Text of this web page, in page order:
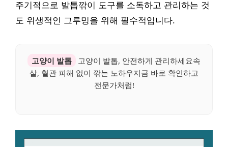
주기적으로 발톱깎이 도구를 소독하고 관리하는 것
도 위생적인 그루밍을 위해 필수적입니다.
고양이 발톱
고양이 발톱, 안전하게 관리하세요속
살, 혈관 피해 없이 깎는 노하우지금 바로 확인하고
전문가처럼!